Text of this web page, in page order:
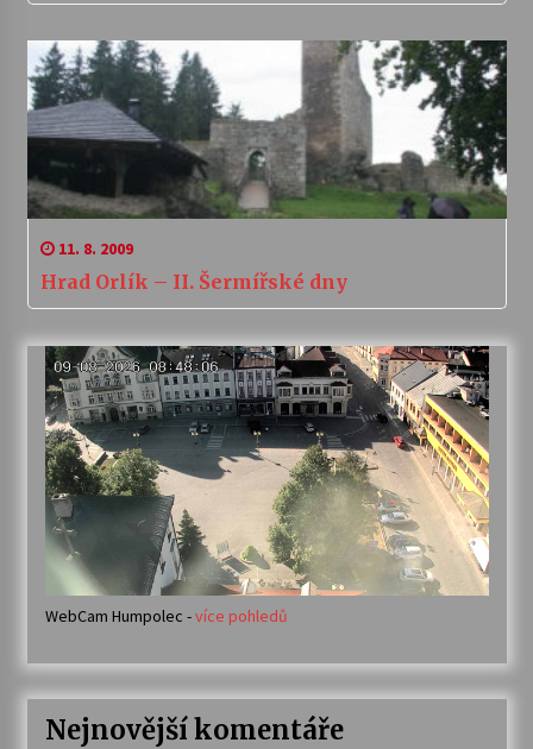
11. 8. 2009
Hrad Orlík – II. Šermířské dny
WebCam Humpolec -více pohledů
Nejnovější komentáře